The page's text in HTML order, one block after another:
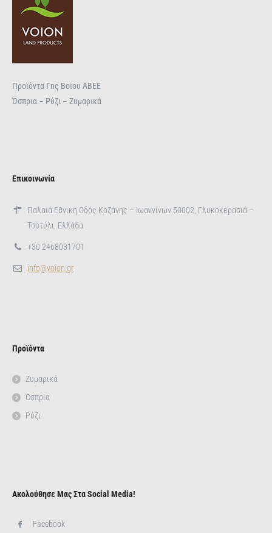
Προϊόντα Γnς Βοϊου ΑΒΕΕ
Όσπρια – Ρύζι – Ζυμαρικά
Επικοινωνία
Παλαιά Εθνική Οδός Κοζάνης – Ιωαννίνων 50002, Γλυκοκερασιά –
Τσοτύλι, Ελλάδα
+30 2468031701
info@voion.gr
Προϊόντα
Ζυμαρικά
Όσπρια
Ρύζι
Ακολούθησε Μας Στα Social Media!
Facebook